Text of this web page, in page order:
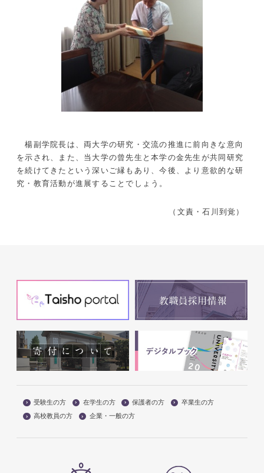
楊副学院長は、両大学の研究・交流の推進に前向きな意向
を示され、また、当大学の曾先生と本学の金先生が共同研究
を続けてきたという深いご縁もあり、今後、より意欲的な研
究・教育活動が進展することでしょう。
（文責・石川到覚）
受験生の方 在学生の方 保護者の方
卒業生の方
高校教員の方
企業・一般の方